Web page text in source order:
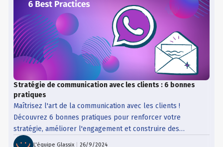
Stratégie de communication avec les clients : 6 bonnes
pratiques
Maîtrisez l'art de la communication avec les clients !
Découvrez 6 bonnes pratiques pour renforcer votre
stratégie, améliorer l'engagement et construire des
relations durables.
L'équipe Glassix |26/9/2024